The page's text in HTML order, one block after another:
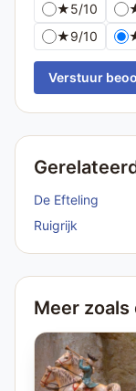
★5/10
★9/10
Verstuur
De Efteling
Ruigrijk
Meer zoals